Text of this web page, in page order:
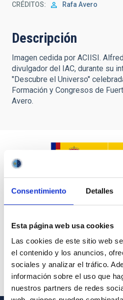
Consentimiento Detalles
Esta página web usa cookies
Las cookies de este sitio web
el contenido y los anuncios,
sociales y analizar el tráfico.
información sobre el uso que
nuestros partners de redes
CRÉDITOS Rafa Avero
Descripción
Imagen cedida por ACIISI.
divulgador del IAC, durante su
"Descubre el Universo"
Formación y Congresos de
Avero.